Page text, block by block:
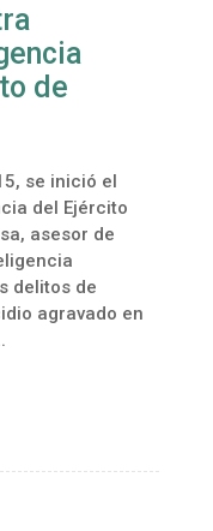
de
se inició el
del Ejército
asesor de
delitos de
agravado en